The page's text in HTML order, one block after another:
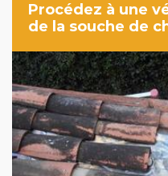
Procédez à une
de la souche de